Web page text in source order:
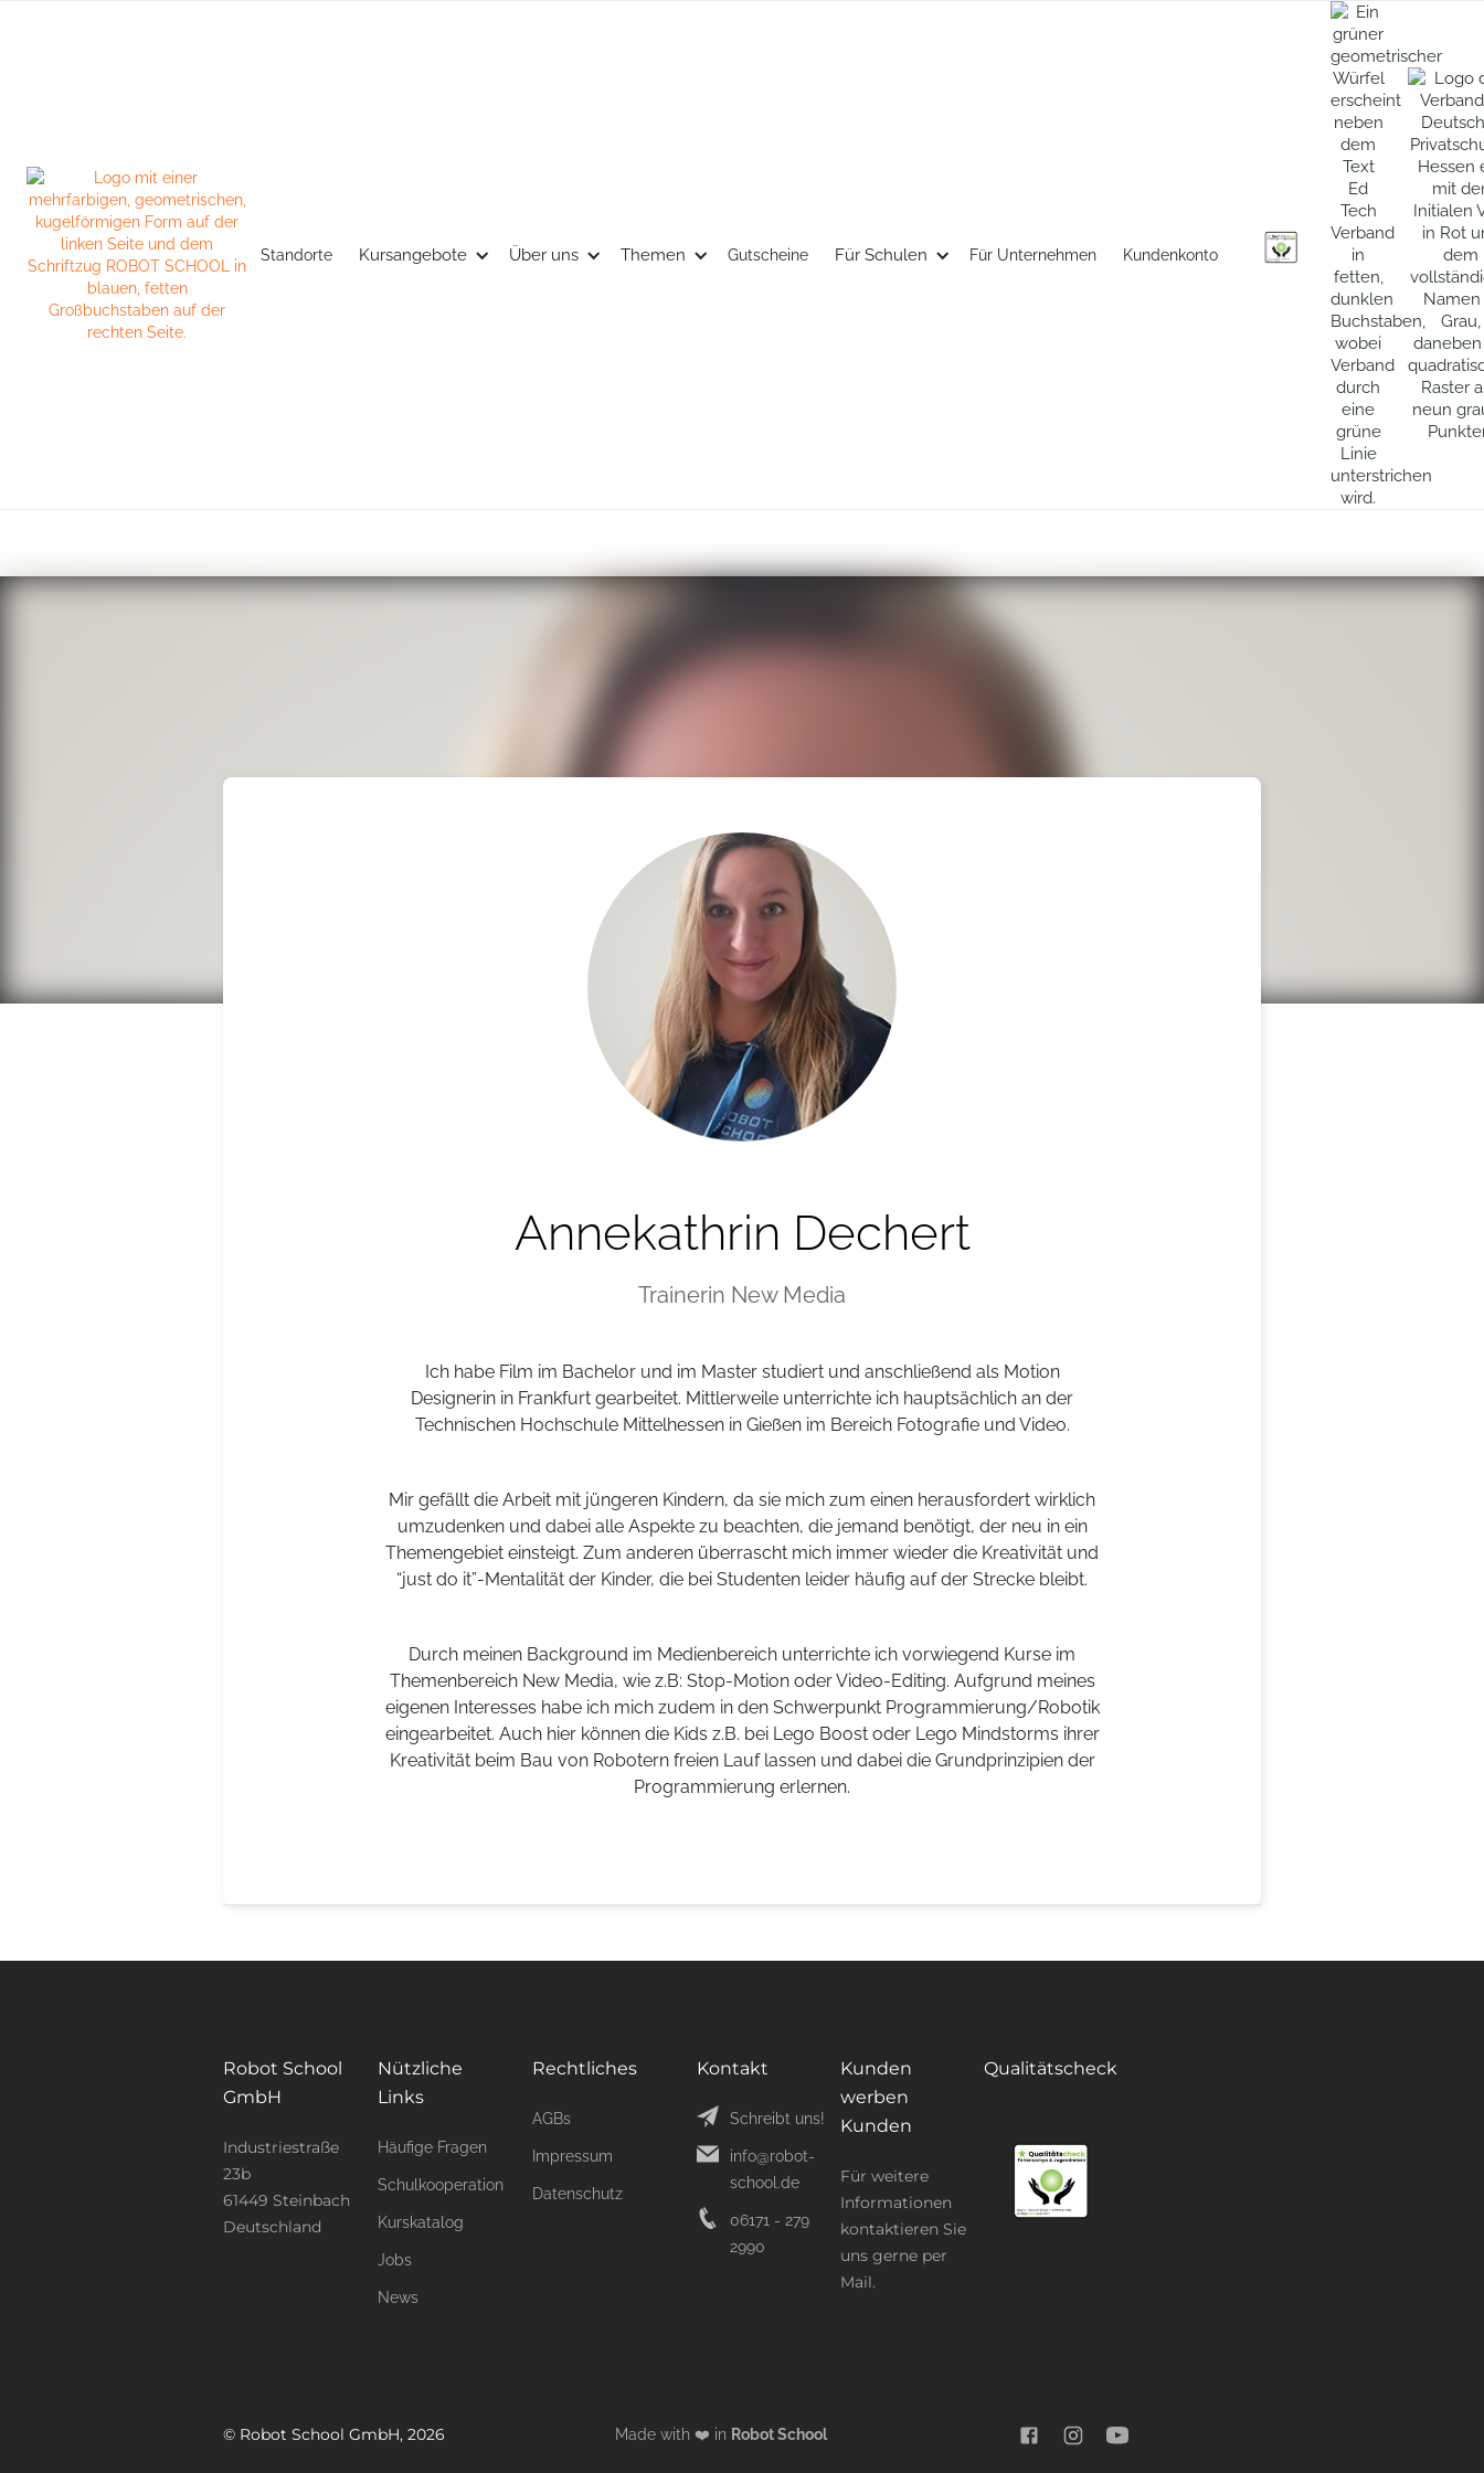
Standorte Kursangebote Über uns Themen Gutscheine Für Schulen Für Unternehmen Kundenkonto
Informationen
Annekathrin Dechert
Trainerin New Media
Ich habe Film im Bachelor und im Master studiert und anschließend als Motion
Designerin in Frankfurt gearbeitet. Mittlerweile unterrichte ich hauptsächlich an der
Technischen Hochschule Mittelhessen in Gießen im Bereich Fotografie und Video.
Mir gefällt die Arbeit mit jüngeren Kindern, da sie mich zum einen herausfordert wirklich
umzudenken und dabei alle Aspekte zu beachten, die jemand benötigt, der neu in ein
Themengebiet einsteigt. Zum anderen überrascht mich immer wieder die Kreativität und
“just do it”-Mentalität der Kinder, die bei Studenten leider häufig auf der Strecke bleibt.
Durch meinen Background im Medienbereich unterrichte ich vorwiegend Kurse im
Themenbereich New Media, wie z.B: Stop-Motion oder Video-Editing. Aufgrund meines
eigenen Interesses habe ich mich zudem in den Schwerpunkt Programmierung/Robotik
eingearbeitet. Auch hier können die Kids z.B. bei Lego Boost oder Lego Mindstorms ihrer
Kreativität beim Bau von Robotern freien Lauf lassen und dabei die Grundprinzipien der
Programmierung erlernen.
Robot School
GmbH
Industriestraße
23b
61449 Steinbach
Deutschland
Nützliche
Links
Häufige Fragen
Schulkooperation
Kurskatalog
Jobs
News
Rechtliches
AGBs
Impressum
Datenschutz
Kontakt
Schreibt uns!
info@robot-
school.de
06171 - 279
2990
Kunden
werben
Kunden
Für weitere
Informationen
kontaktieren Sie
uns gerne per
Mail.
Qualitätscheck
© Robot School GmbH, 2026 Made with ❤️ in Robot School